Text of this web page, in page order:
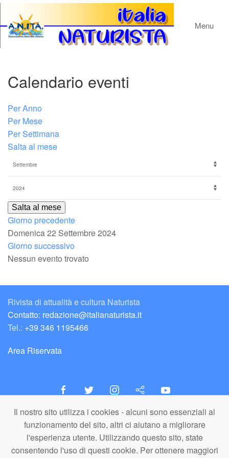
Il nostro sito utilizza i cookies - alcuni sono essenziali al
funzionamento del sito, altri ci aiutano a migliorare
l'esperienza utente. Utilizzando questo sito, state
consentendo l'uso di questi cookie. Per ottenere maggiori
Menu
Calendario eventi
Per Anno
Per Mese
Per Settimana
Salta al mese
Salta al mese
Giorno precedente
Domenica 22 Settembre 2024
Giorno successivo
Nessun evento trovato
Rivista di attualità e cultura Naturista
Contatto: redazione@italianaturista.it
Tel.: +39 346 1195466
Area Riservata
italiaNATURISTA
Editore e Redazione
A.N.ITA. Associazione Naturista Italiana (APS)
C.F. 80203710159